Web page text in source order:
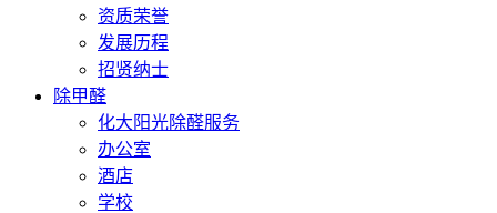
资质荣誉
发展历程
招贤纳士
除甲醛
化大阳光除醛服务
办公室
酒店
学校